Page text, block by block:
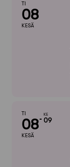
TI
08
KESÄ
TI
08
KESÄ
KE
09